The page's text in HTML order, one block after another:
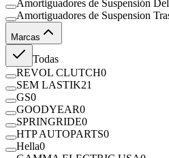
Amortiguadores de Suspensión
Amortiguadores de Suspension
Marcas
Todas
REVOL CLUTCH0
SEM LASTIK21
GS0
GOODYEAR0
SPRINGRIDE0
HTP AUTOPARTS0
Hella0